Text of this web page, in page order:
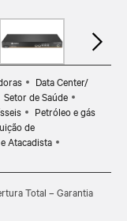
Data Center/
Setor de Saúde
Petróleo e gás
de
Atacadista
Total – Garantia